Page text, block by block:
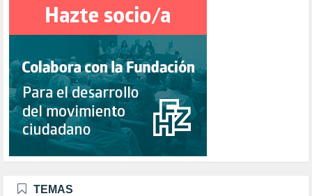
TEMAS